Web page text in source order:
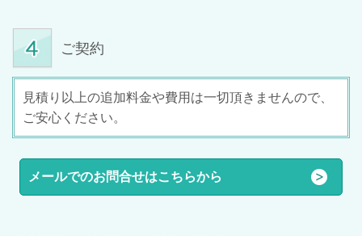
ご契約
見積り以上の追加料金や費用は一切頂きませんので、
ご安心ください。
メールでのお問合せはこちらから